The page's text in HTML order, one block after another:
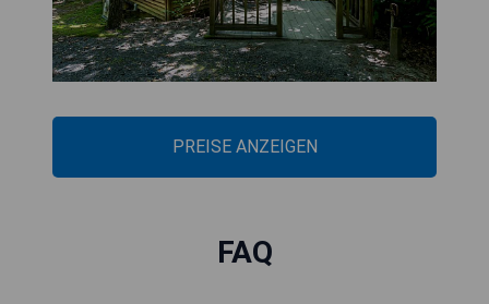
PREISE ANZEIGEN
FAQ